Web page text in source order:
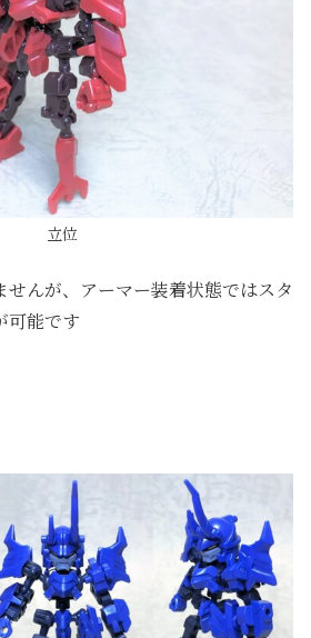
立位
んが、アーマー装着状態ではスタ
可能です